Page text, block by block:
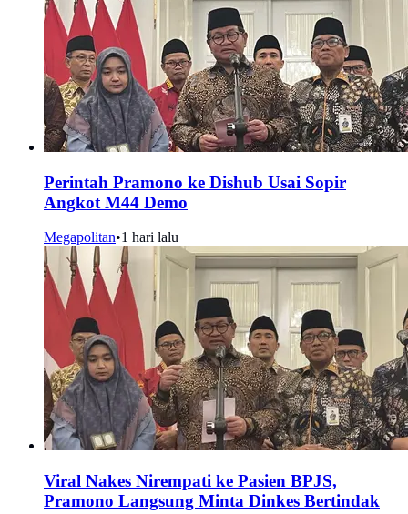
Perintah Pramono ke Dishub Usai Sopir
Angkot M44 Demo
Megapolitan•1 hari lalu
Viral Nakes Nirempati ke Pasien BPJS,
Pramono Langsung Minta Dinkes Bertindak